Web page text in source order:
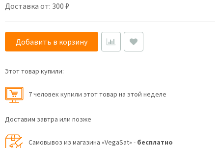
Доставка от: 300 ₽
Добавить в корзину
Этот товар купили:
7 человек купили этот товар на этой неделе
Доставим завтра или позже
Самовывоз из магазина «VegaSat» - бесплатно